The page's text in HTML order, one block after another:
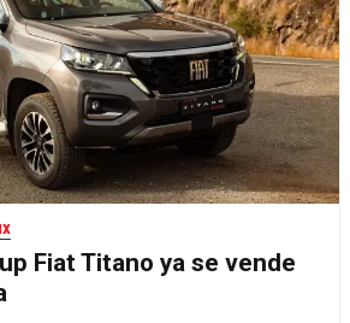
Fiat Titano ya se vende